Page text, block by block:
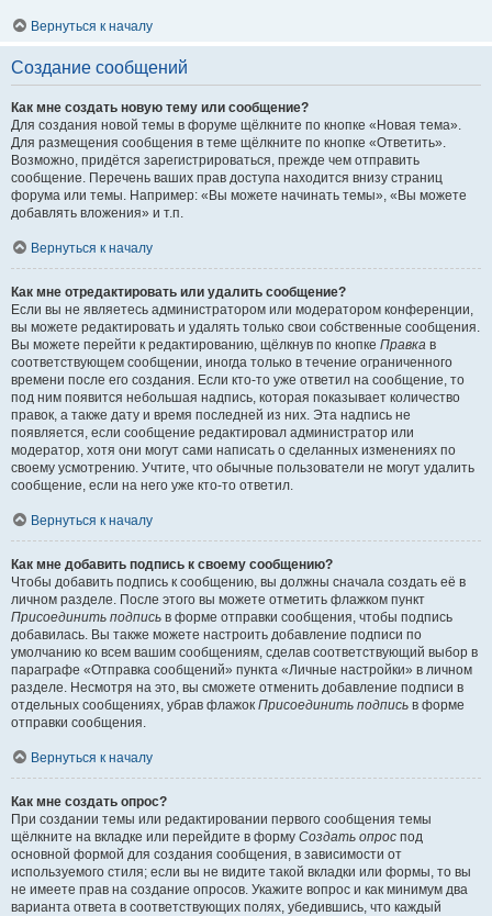
Вернуться к началу
Создание сообщений
Как мне создать новую тему или сообщение?
Для создания новой темы в форуме щёлкните по кнопке «Новая тема».
Для размещения сообщения в теме щёлкните по кнопке «Ответить».
Возможно, придётся зарегистрироваться, прежде чем отправить
сообщение. Перечень ваших прав доступа находится внизу страниц
форума или темы. Например: «Вы можете начинать темы», «Вы можете
добавлять вложения» и т.п.
Вернуться к началу
Как мне отредактировать или удалить сообщение?
Если вы не являетесь администратором или модератором конференции,
вы можете редактировать и удалять только свои собственные сообщения.
Вы можете перейти к редактированию, щёлкнув по кнопке Правка в
соответствующем сообщении, иногда только в течение ограниченного
времени после его создания. Если кто-то уже ответил на сообщение, то
под ним появится небольшая надпись, которая показывает количество
правок, а также дату и время последней из них. Эта надпись не
появляется, если сообщение редактировал администратор или
модератор, хотя они могут сами написать о сделанных изменениях по
своему усмотрению. Учтите, что обычные пользователи не могут удалить
сообщение, если на него уже кто-то ответил.
Вернуться к началу
Как мне добавить подпись к своему сообщению?
Чтобы добавить подпись к сообщению, вы должны сначала создать её в
личном разделе. После этого вы можете отметить флажком пункт
Присоединить подпись в форме отправки сообщения, чтобы подпись
добавилась. Вы также можете настроить добавление подписи по
умолчанию ко всем вашим сообщениям, сделав соответствующий выбор в
параграфе «Отправка сообщений» пункта «Личные настройки» в личном
разделе. Несмотря на это, вы сможете отменить добавление подписи в
отдельных сообщениях, убрав флажок Присоединить подпись в форме
отправки сообщения.
Вернуться к началу
Как мне создать опрос?
При создании темы или редактировании первого сообщения темы
щёлкните на вкладке или перейдите в форму Создать опрос под
основной формой для создания сообщения, в зависимости от
используемого стиля; если вы не видите такой вкладки или формы, то вы
не имеете прав на создание опросов. Укажите вопрос и как минимум два
варианта ответа в соответствующих полях, убедившись, что каждый